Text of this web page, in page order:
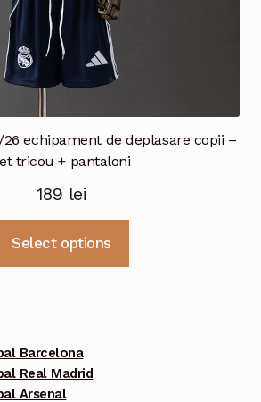
26 echipament de deplasare copii –
tricou + pantaloni
189 lei
Select options
Barcelona
Real Madrid
Arsenal